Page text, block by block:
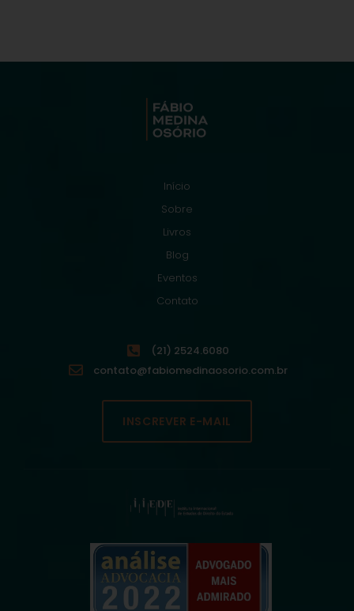
Início
Sobre
Livros
Blog
Eventos
Contato
(21) 2524.6080
contato@fabiomedinaosorio.com.br
INSCREVER E-MAIL